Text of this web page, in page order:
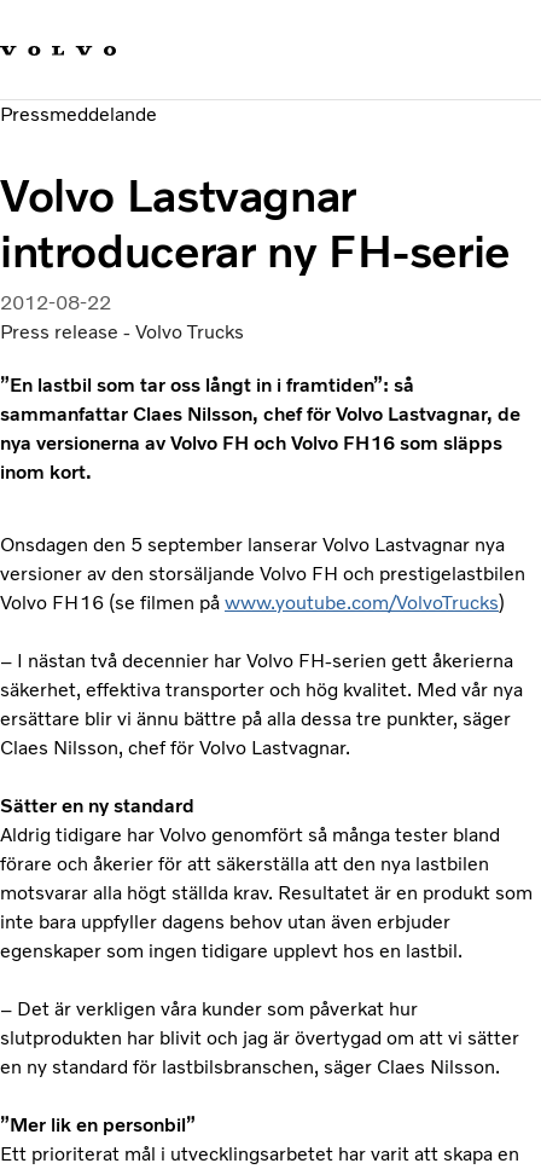
Hållbara transporter
Investerare
Nyheter och Media
Pressmeddelande
Volvo Lastvagnar
introducerar ny FH-serie
2012-08-22
Press release - Volvo Trucks
”En lastbil som tar oss långt in i framtiden”: så
sammanfattar Claes Nilsson, chef för Volvo Lastvagnar, de
nya versionerna av Volvo FH och Volvo FH16 som släpps
inom kort.
Onsdagen den 5 september lanserar Volvo Lastvagnar nya
versioner av den storsäljande Volvo FH och prestigelastbilen
Volvo FH16 (se filmen på www.youtube.com/VolvoTrucks)
– I nästan två decennier har Volvo FH-serien gett åkerierna
säkerhet, effektiva transporter och hög kvalitet. Med vår nya
ersättare blir vi ännu bättre på alla dessa tre punkter, säger
Claes Nilsson, chef för Volvo Lastvagnar.
Sätter en ny standard
Aldrig tidigare har Volvo genomfört så många tester bland
förare och åkerier för att säkerställa att den nya lastbilen
motsvarar alla högt ställda krav. Resultatet är en produkt som
inte bara uppfyller dagens behov utan även erbjuder
egenskaper som ingen tidigare upplevt hos en lastbil.
– Det är verkligen våra kunder som påverkat hur
slutprodukten har blivit och jag är övertygad om att vi sätter
en ny standard för lastbilsbranschen, säger Claes Nilsson.
”Mer lik en personbil”
Ett prioriterat mål i utvecklingsarbetet har varit att skapa en